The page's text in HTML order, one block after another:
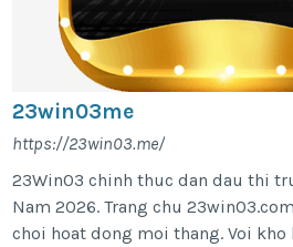
23win03me
https://23win03.me/
23Win03 chinh thuc dan dau thi
Nam 2026. Trang chu
choi hoat dong moi thang. Voi kho